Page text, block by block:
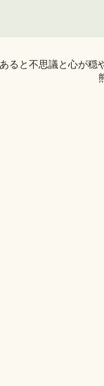
ると不思議と心が穏